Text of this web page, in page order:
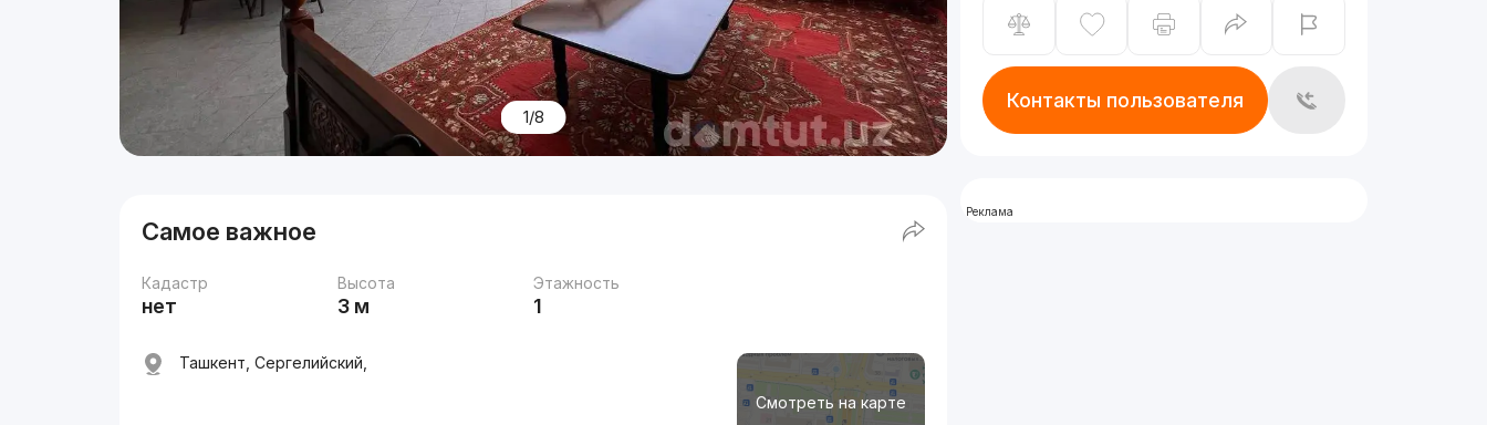
1/8
Самое важное
Кадастр
нет
Высота
3 м
Этажность
1
Смотреть на карте
Ташкент, Сергелийский,
Контакты пользователя
Реклама